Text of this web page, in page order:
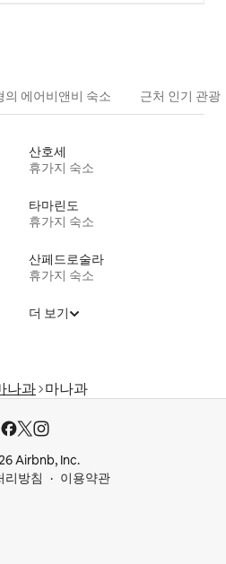
의 에어비앤비 숙소 근처 인기 관광
산호세
휴가지 숙소
타마린도
휴가지 숙소
산페드로술라
휴가지 숙소
더 보기
나과 마나과
Airbnb, Inc.
리방침
이용약관